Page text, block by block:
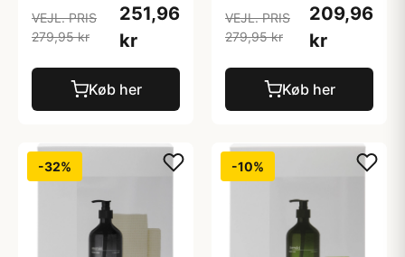
VEJL. PRIS
279,95 kr
251,96
kr
Køb her
VEJL. PRIS
279,95 kr
209,96
kr
Køb her
-32% -10%